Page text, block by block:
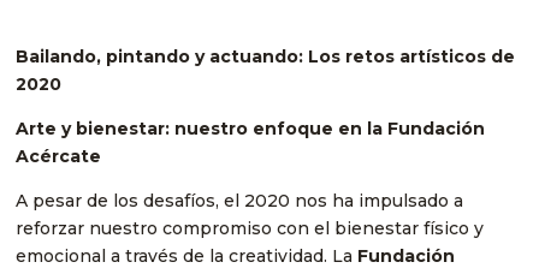
Bailando, pintando y actuando: Los retos artísticos de
2020
Arte y bienestar: nuestro enfoque en la Fundación
Acércate
A pesar de los desafíos, el 2020 nos ha impulsado a
reforzar nuestro compromiso con el bienestar físico y
emocional a través de la creatividad. La Fundación